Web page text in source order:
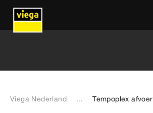
Viega Nederland ... Tempoplex afvoer